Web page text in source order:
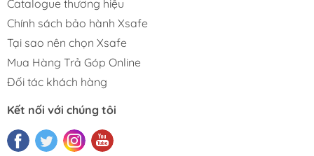
Catalogue thương hiệu
Chính sách bảo hành Xsafe
Tại sao nên chọn Xsafe
Mua Hàng Trả Góp Online
Đối tác khách hàng
Kết nối với chúng tôi